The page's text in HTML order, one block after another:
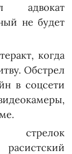
адвокат
не будет
когда
Обстрел
в соцсети
стрелок